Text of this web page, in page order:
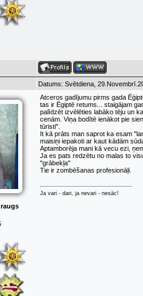
Datums: Svētdiena,
Atceros gadījumu pirms gada
tas ir Ēgiptē retums... staigājam
palīdzēt izvēlēties labāko tēju un
cenām. Viņa bodītē ienākot pie
tūristi''.
It kā prāts man saprot ka esam
maisiņi iepakoti ar kaut kādām
Aptamborēja mani kā vecu ezi,
Ja es pats redzētu no malas to
''grābekļa''
Tie ir zombēšanas profesionāļi.
Ja vari - dari, ja nevari - nesāc!